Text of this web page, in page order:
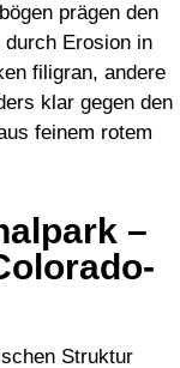
prägen den
Erosion in
filigran, andere
klar gegen den
feinem rotem
–
Struktur